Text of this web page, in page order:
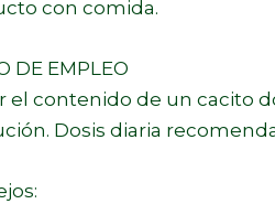
con comida.
DE EMPLEO
el contenido de un cacito
Dosis diaria